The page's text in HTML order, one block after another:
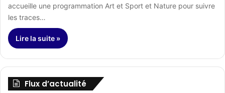
accueille une programmation Art et Sport et Nature pour suivre
les traces…
Lire la suite »
Flux d’actualité